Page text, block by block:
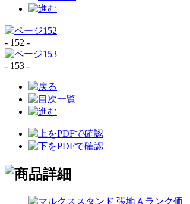
- 152 -
- 153 -